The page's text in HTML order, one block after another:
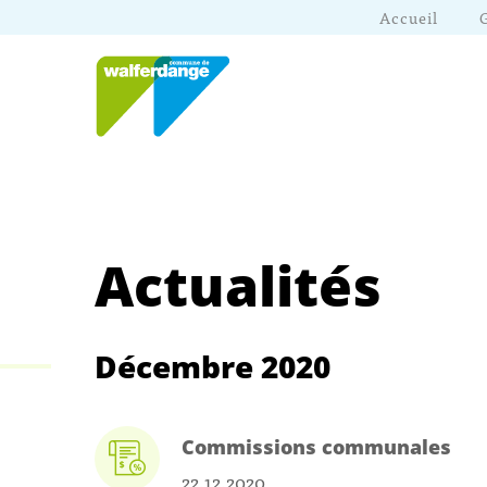
Accueil
Actualités
Décembre 2020
Commissions communales